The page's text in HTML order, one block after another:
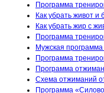
Программа
Как убрать живот и
Как убрать жир с
Программа
Мужская
Программа
Программа
Схема отжиманий
Программа